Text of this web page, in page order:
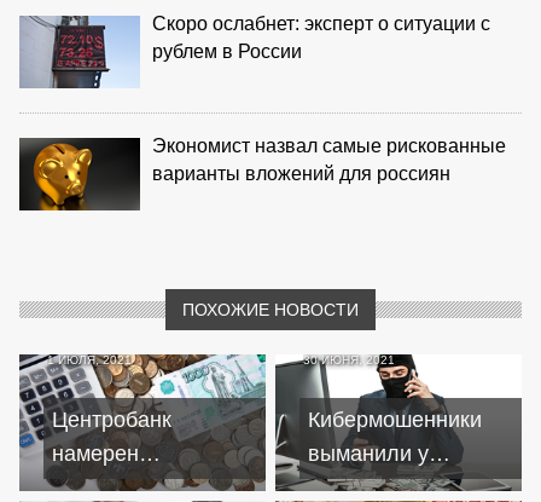
Скоро ослабнет: эксперт о ситуации с
рублем в России
Экономист назвал самые рискованные
варианты вложений для россиян
ПОХОЖИЕ НОВОСТИ
1 ИЮЛЯ, 2021
Центробанк
намерен
сдерживать
30 ИЮНЯ, 2021
Кибермошенники
выманили у
женщины в Троицке